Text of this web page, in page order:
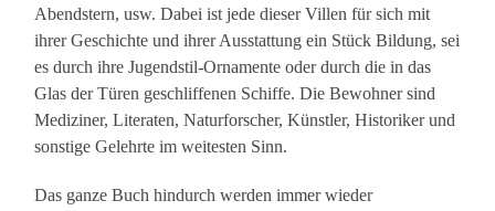
Abendstern, usw. Dabei ist jede dieser Villen für sich mit
ihrer Geschichte und ihrer Ausstattung ein Stück Bildung, sei
es durch ihre Jugendstil-Ornamente oder durch die in das
Glas der Türen geschliffenen Schiffe. Die Bewohner sind
Mediziner, Literaten, Naturforscher, Künstler, Historiker und
sonstige Gelehrte im weitesten Sinn.
Das ganze Buch hindurch werden immer wieder